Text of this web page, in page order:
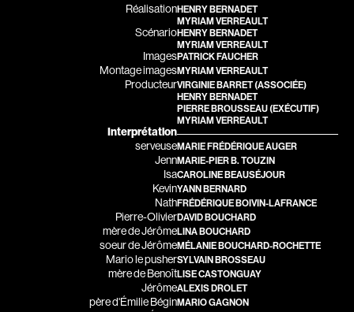
Albert Geneviève
Alkhalidey Adib
Allard Geneviève
Alleyn Jennifer
Anderson Michael
Angers Richard
Annaud Jean-Jacques
Anthian Pierre
Arango Juan Andrés
Arcand Paul
Archambault Louise
Archambault Sylvain
Arsenault Mychel
Arseneau Bussières Philippe
Arsin Jean
RéalisationHENRY BERNADET
MYRIAM VERREAULT
ScénarioHENRY BERNADET
MYRIAM VERREAULT
ImagesPATRICK FAUCHER
Montage imagesMYRIAM VERREAULT
ProducteurVIRGINIE BARRET(ASSOCIÉE)
HENRY BERNADET
PIERRE BROUSSEAU(EXÉCUTIF)
MYRIAM VERREAULT
Interprétation
serveuseMARIE FRÉDÉRIQUE AUGER
JennMARIE-PIER B. TOUZIN
IsaCAROLINE BEAUSÉJOUR
KevinYANN BERNARD
NathFRÉDÉRIQUE BOIVIN-LAFRANCE
Pierre-OlivierDAVID BOUCHARD
mère de JérômeLINA BOUCHARD
soeur de JérômeMÉLANIE BOUCHARD-ROCHETTE
Mario le pusherSYLVAIN BROSSEAU
mère de BenoîtLISE CASTONGUAY
JérômeALEXIS DROLET
père d'Émilie BéginMARIO GAGNON